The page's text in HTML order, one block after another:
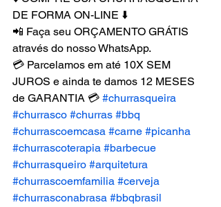
DE FORMA ON-LINE ⬇️
📲 Faça seu ORÇAMENTO GRÁTIS
através do nosso WhatsApp.
💳 Parcelamos em até 10X SEM
JUROS e ainda te damos 12 MESES
de GARANTIA 💳 #churrasqueira
#churrasco #churras #bbq
#churrascoemcasa #carne #picanha
#churrascoterapia #barbecue
#churrasqueiro #arquitetura
#churrascoemfamilia #cerveja
#churrasconabrasa #bbqbrasil